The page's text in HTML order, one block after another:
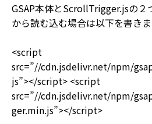
GSAP本体とScrollTrigger.jsの２
から読む込む場合は以下を書きま
<script
src=”//cdn.jsdelivr.net/npm/
js”></script> <script
src=”//cdn.jsdelivr.net/npm/
ger.min.js”></script>